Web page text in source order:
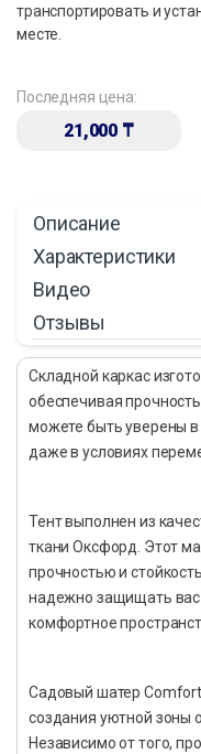
транспортировать и
месте.
Последняя цена:
21,000 ₸
Описание
Характеристики
Видео
Отзывы
Складной каркас
обеспечивая
можете быть уверены в
даже в условиях
Тент выполнен из
ткани Оксфорд. Этот
прочностью и
надежно защищать вас
комфортное
Садовый шатер
создания уютной зоны
Независимо от того,